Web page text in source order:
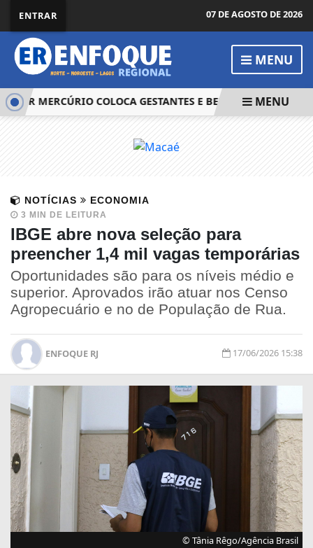
ENTRAR 07 DE AGOSTO DE 2026
MENU
MERCÚRIO COLOCA GESTANTES E BEBÊS MUNDURUKU
MENU
NOTÍCIAS ECONOMIA
3 MIN DE LEITURA
IBGE abre nova seleção para
preencher 1,4 mil vagas temporárias
Oportunidades são para os níveis médio e
superior. Aprovados irão atuar nos Censo
Agropecuário e no de População de Rua.
ENFOQUE RJ 17/06/2026 15:38
© Tânia Rêgo/Agência Brasil